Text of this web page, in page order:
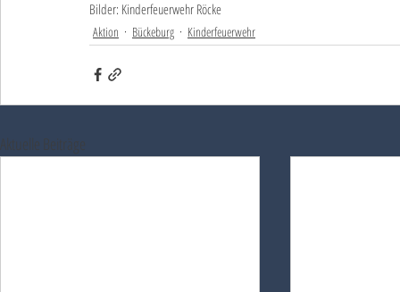
Bilder: Kinderfeuerwehr Röcke
Aktion Bückeburg Kinderfeuerwehr
Aktuelle Beiträge